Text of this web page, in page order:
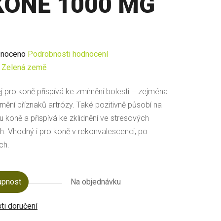
Podrobnosti hodnocení
Zelená země
pro koně přispívá ke zmírnění bolesti – zejména
příznaků artrózy. Také pozitivně působí na
koně a přispívá ke zklidnění ve stresových
Vhodný i pro koně v rekonvalescenci, po
Na objednávku
doručení